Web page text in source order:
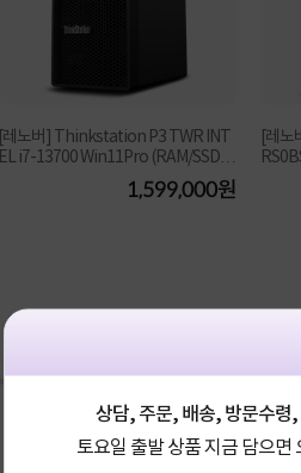
상담, 주문, 배송, 방문수령,
토요일 출발 상품 지금 담으면
[레노버] Thinkstation P3 TWR INT
EL i7-13700 Win11Pro (RAM/SSD/H
1,599,000원
[레